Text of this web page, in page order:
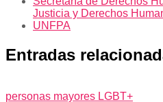
Justicia y Derechos
UNFPA
Entradas
personas mayores LGBT+